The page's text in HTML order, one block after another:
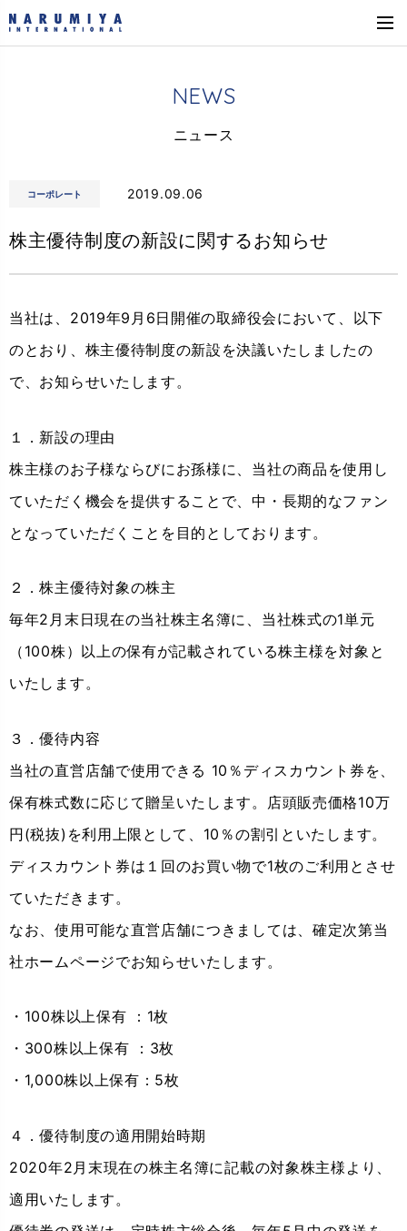
NEWS
ニュ ース
コーポレート 2019.09.06
株主優待制度の新設に関するお知らせ
当社は、2019年9月6日開催の取締役会において、以下
のとおり、株主優待制度の新設を決議いたしましたの
で、お知らせいたします。
１．新設の理由
株主様のお子様ならびにお孫様に、当社の商品を使用し
ていただく機会を提供することで、中・長期的なファン
となっていただくことを目的としております。
２．株主優待対象の株主
毎年2月末日現在の当社株主名簿に、当社株式の1単元
（100株）以上の保有が記載されている株主様を対象と
いたします。
３．優待内容
当社の直営店舗で使用できる 10％ディスカウント券を、
保有株式数に応じて贈呈いたします。店頭販売価格10万
円(税抜)を利用上限として、10％の割引といたします。
ディスカウント券は１回のお買い物で1枚のご利用とさせ
ていただきます。
なお、使用可能な直営店舗につきましては、確定次第当
社ホームページでお知らせいたします。
・100株以上保有 ：1枚
・300株以上保有 ：3枚
・1,000株以上保有：5枚
４．優待制度の適用開始時期
2020年2月末現在の株主名簿に記載の対象株主様より、
適用いたします。